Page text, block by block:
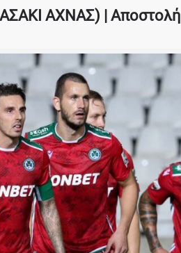
ΑΧΝΑΣ) | Αποστολή